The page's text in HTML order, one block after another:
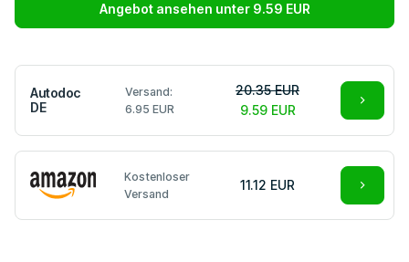
Angebot ansehen unter 9.59 EUR
Autodoc
DE
Versand:
6.95 EUR
20.35 EUR
9.59 EUR
Kostenloser
Versand
11.12 EUR